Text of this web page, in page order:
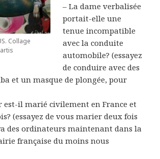
Collage
– La dame verbalisée
portait-elle une
tenue incompatible
avec la conduite
automobile? (essayez
de conduire avec des
et un masque de plongée, pour
est-il marié civilement en France et
(essayez de vous marier deux fois
des ordinateurs maintenant dans la
française du moins nous